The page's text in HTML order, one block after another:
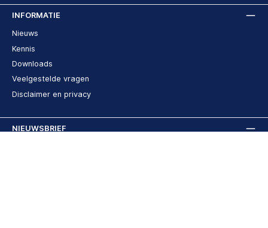
INFORMATIE
Nieuws
Kennis
Downloads
Veelgestelde vragen
Disclaimer en privacy
NIEUWSBRIEF